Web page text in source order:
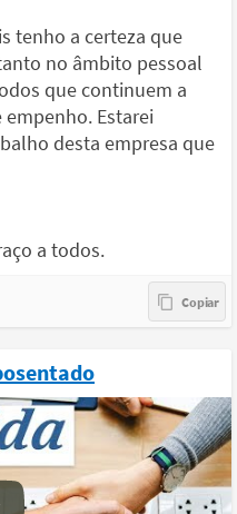
tenho a certeza que
no âmbito pessoal
que continuem a
Estarei
desta empresa que
a todos.